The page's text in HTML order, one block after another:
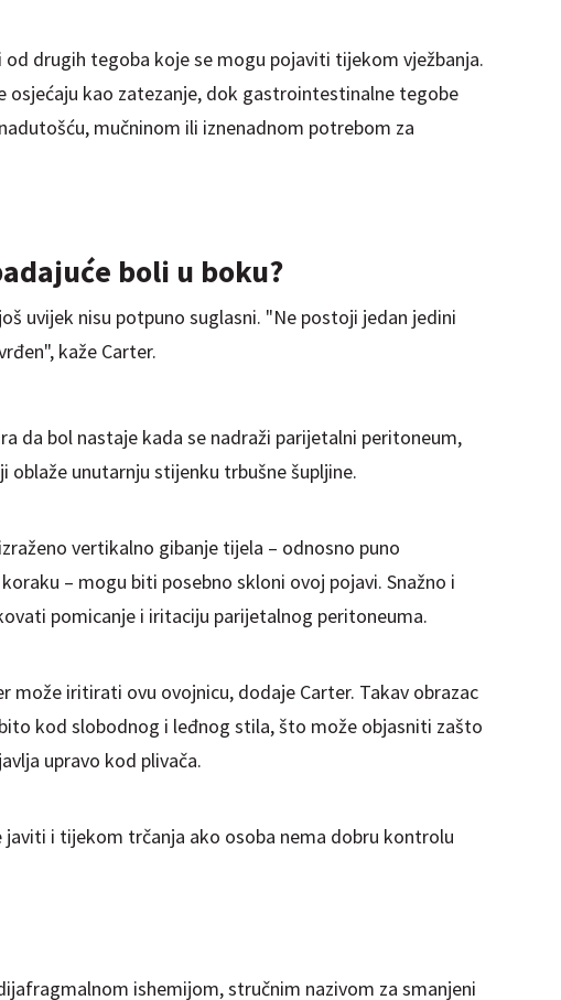
drugih tegoba koje se mogu pojaviti tijekom vježbanja.
osjećaju kao zatezanje, dok gastrointestinalne tegobe
mučninom ili iznenadnom potrebom za
boli u boku?
uvijek nisu potpuno suglasni. "Ne postoji jedan jedini
kaže Carter.
da bol nastaje kada se nadraži parijetalni peritoneum,
oblaže unutarnju stijenku trbušne šupljine.
vertikalno gibanje tijela – odnosno puno
– mogu biti posebno skloni ovoj pojavi. Snažno i
pomicanje i iritaciju parijetalnog peritoneuma.
može iritirati ovu ovojnicu, dodaje Carter. Takav obrazac
kod slobodnog i leđnog stila, što može objasniti zašto
upravo kod plivača.
i tijekom trčanja ako osoba nema dobru kontrolu
ishemijom, stručnim nazivom za smanjeni